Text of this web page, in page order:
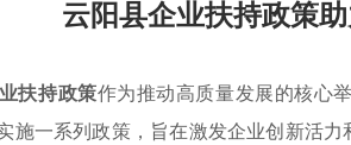
云阳县企业扶持政策
扶持政策作为推动高质量发展的核心
施一系列政策，旨在激发企业创新活